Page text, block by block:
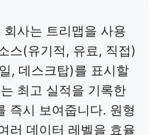
사는 트리맵을 사용
스(유기적, 유료, 직접)
, 데스크탑)를 표시할
최고 실적을 기록한
즉시 보여줍니다. 원형
러 데이터 레벨을 효율